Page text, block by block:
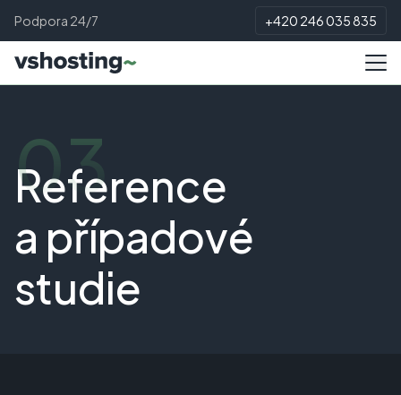
Podpora 24/7 +420 246 035 835
03
Reference
a případové
studie